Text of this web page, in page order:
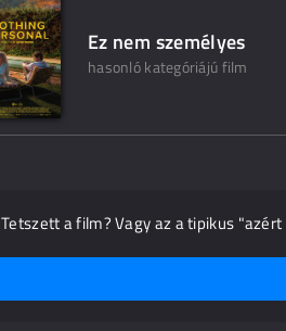
Ez nem személyes
hasonló kategóriájú film
Tetszett a film? Vagy az a tipikus